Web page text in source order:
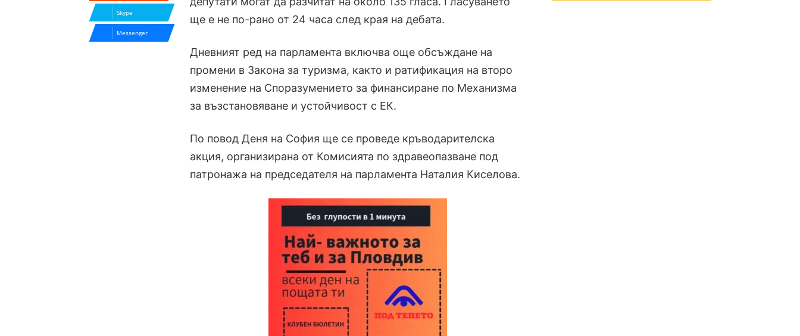
ще е не по-рано от 24 часа след края на дебата.
Дневният ред на парламента включва още обсъждане на
промени в Закона за туризма, както и ратификация на второ
изменение на Споразумението за финансиране по Механизма
за възстановяване и устойчивост с ЕК.
По повод Деня на София ще се проведе кръводарителска
акция, организирана от Комисията по здравеопазване под
патронажа на председателя на парламента Наталия Киселова.
Skype
Messenger